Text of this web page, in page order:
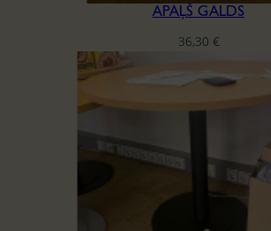
APAĻŠ GALDS
36,30 €